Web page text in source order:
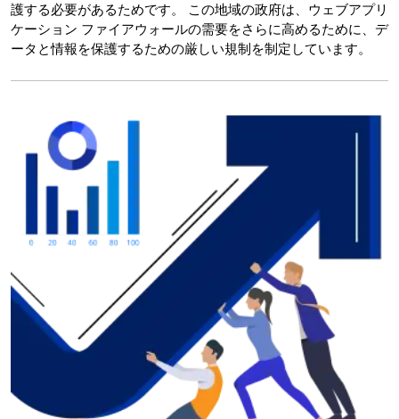
護する必要があるためです。 この地域の政府は、ウェブアプリ
ケーション ファイアウォールの需要をさらに高めるために、デ
ータと情報を保護するための厳しい規制を制定しています。